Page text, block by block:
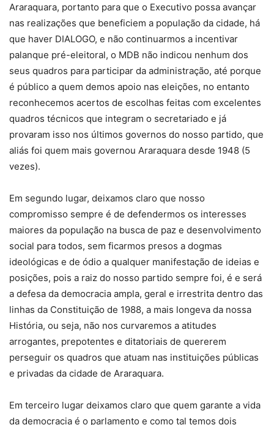
Araraquara, portanto para que o Executivo possa avançar
nas realizações que beneficiem a população da cidade, há
que haver DIALOGO, e não continuarmos a incentivar
palanque pré-eleitoral, o MDB não indicou nenhum dos
seus quadros para participar da administração, até porque
é público a quem demos apoio nas eleições, no entanto
reconhecemos acertos de escolhas feitas com excelentes
quadros técnicos que integram o secretariado e já
provaram isso nos últimos governos do nosso partido, que
aliás foi quem mais governou Araraquara desde 1948 (5
vezes).
Em segundo lugar, deixamos claro que nosso
compromisso sempre é de defendermos os interesses
maiores da população na busca de paz e desenvolvimento
social para todos, sem ficarmos presos a dogmas
ideológicas e de ódio a qualquer manifestação de ideias e
posições, pois a raiz do nosso partido sempre foi, é e será
a defesa da democracia ampla, geral e irrestrita dentro das
linhas da Constituição de 1988, a mais longeva da nossa
História, ou seja, não nos curvaremos a atitudes
arrogantes, prepotentes e ditatoriais de quererem
perseguir os quadros que atuam nas instituições públicas
e privadas da cidade de Araraquara.
Em terceiro lugar deixamos claro que quem garante a vida
da democracia é o parlamento e como tal temos dois